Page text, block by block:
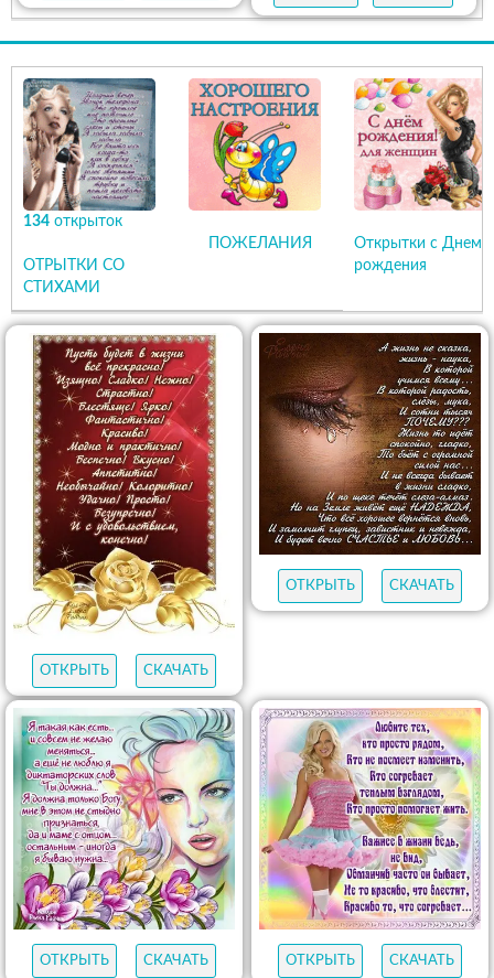
134 открыток
ОТРЫТКИ СО
СТИХАМИ
ПОЖЕЛАНИЯ
Открытки с Днем
рождения
ОТКРЫТЬ СКАЧАТЬ
ОТКРЫТЬ СКАЧАТЬ
ОТКРЫТЬ СКАЧАТЬ ОТКРЫТЬ СКАЧАТЬ